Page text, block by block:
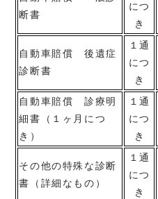
断書
につ
き
自動車賠償 後遺症
診断書
１通
につ
き
自動車賠償 診療明
細書（１ヶ月につ
き）
１通
につ
き
その他の特殊な診断
書（詳細なもの）
１通
につ
き